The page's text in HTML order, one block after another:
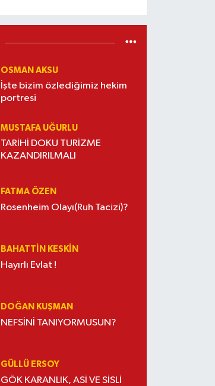
OSMAN AKSU
İşte bizim özlediğimiz hekim
portresi
MUSTAFA UĞURLU
TARİHİ DOKU TURİZME
KAZANDIRILMALI
FATMA ÖZEN
Rosenheim Olayı(Ruh Tacizi)?
BAHATTIN KESKİN
Hayırlı Evlat !
DOĞAN KUŞMAN
NEFSİNİ TANIYORMUSUN?
GÜLLÜ ERSOY
GÖK KARANLIK, ASİ VE SİSLİ